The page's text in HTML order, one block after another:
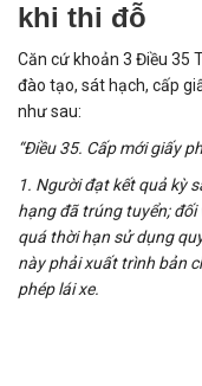
khi thi đỗ
Căn cứ khoản 3 Điều 35
đào tạo, sát hạch, cấp
như sau:
“Điều 35. Cấp mới giấy
1. Người đạt kết quả kỳ
hạng đã trúng tuyển;
quá thời hạn sử dụng
này phải xuất trình bản
phép lái xe.